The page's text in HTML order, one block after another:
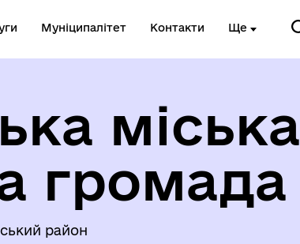
Муніципалітет Контакти Ще
міська
громада
район